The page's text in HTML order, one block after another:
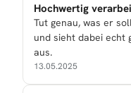
Hochwertig
Tut genau, was er
und sieht dabei echt
aus.
13.05.2025